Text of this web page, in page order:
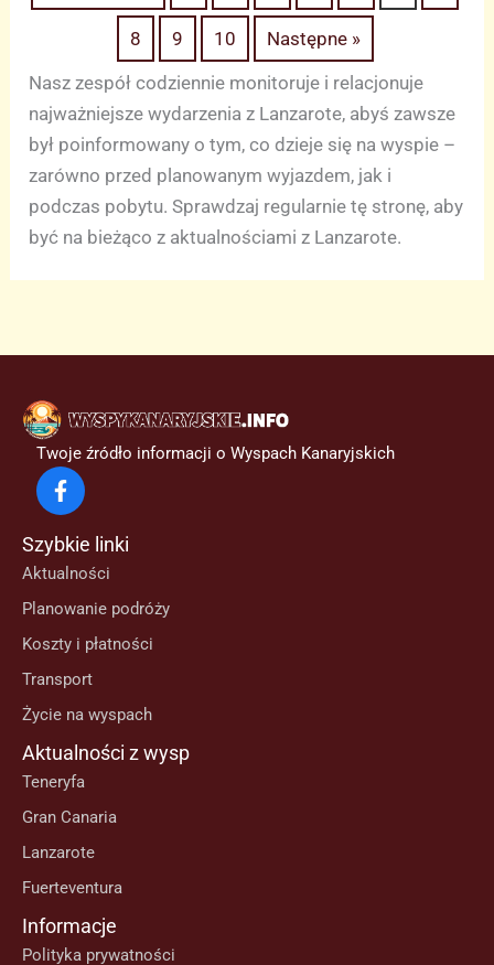
8 9 10
Następne »
Nasz zespół codziennie monitoruje i relacjonuje
najważniejsze wydarzenia z Lanzarote, abyś zawsze
był poinformowany o tym, co dzieje się na wyspie –
zarówno przed planowanym wyjazdem, jak i
podczas pobytu. Sprawdzaj regularnie tę stronę, aby
być na bieżąco z aktualnościami z Lanzarote.
Twoje źródło informacji o Wyspach Kanaryjskich
Szybkie linki
Aktualności
Planowanie podróży
Koszty i płatności
Transport
Życie na wyspach
Aktualności z wysp
Teneryfa
Gran Canaria
Lanzarote
Fuerteventura
Informacje
Polityka prywatności